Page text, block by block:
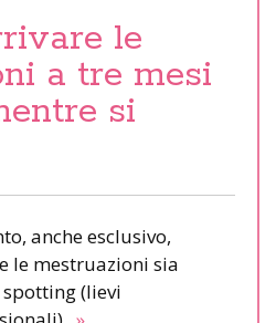
le
a tre mesi
si
anche esclusivo,
le mestruazioni sia
(lievi